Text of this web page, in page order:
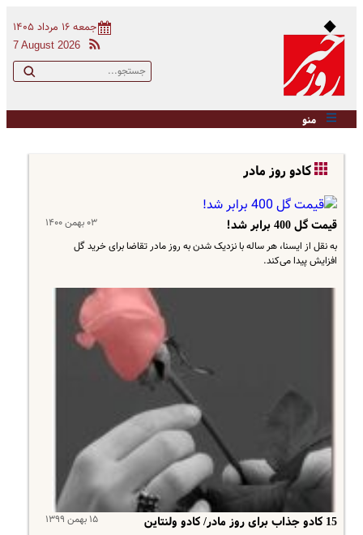
جمعه ۱۶ مرداد ۱۴۰۵
7 August 2026
منو
کادو روز مادر
۰۳ بهمن ۱۴۰۰ قیمت گل 400 برابر شد!
به نقل از ایسنا، هر ساله با نزدیک شدن به روز مادر تقاضا برای خرید گل
افزایش پیدا می‌کند.
۱۵ بهمن ۱۳۹۹ 15 کادو جذاب برای روز مادر/ کادو ولنتاین